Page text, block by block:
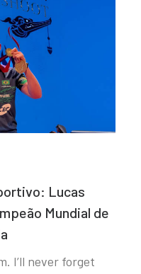
Lucas
Mundial de
I’ll never forget